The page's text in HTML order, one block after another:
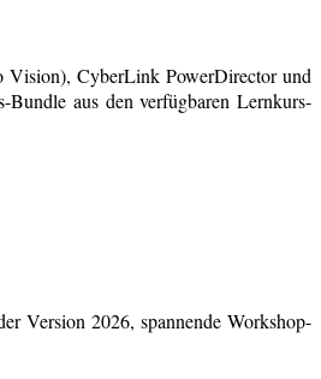
CyberLink PowerDirector und
aus den verfügbaren Lernkurs-
Version 2026, spannende Workshop-